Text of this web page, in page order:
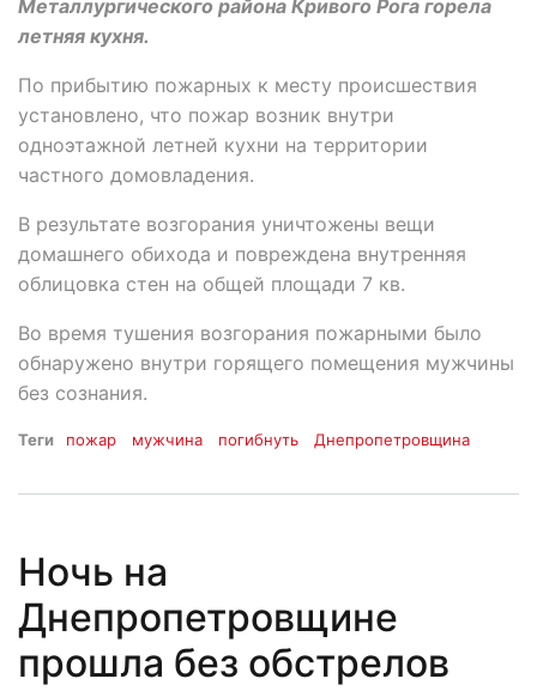
Металлургического района Кривого Рога горела
летняя кухня.
По прибытию пожарных к месту происшествия
установлено, что пожар возник внутри
одноэтажной летней кухни на территории
частного домовладения.
В результате возгорания уничтожены вещи
домашнего обихода и повреждена внутренняя
облицовка стен на общей площади 7 кв.
Во время тушения возгорания пожарными было
обнаружено внутри горящего помещения мужчины
без сознания.
Теги пожар мужчина погибнуть Днепропетровщина
Ночь на
Днепропетровщине
прошла без обстрелов